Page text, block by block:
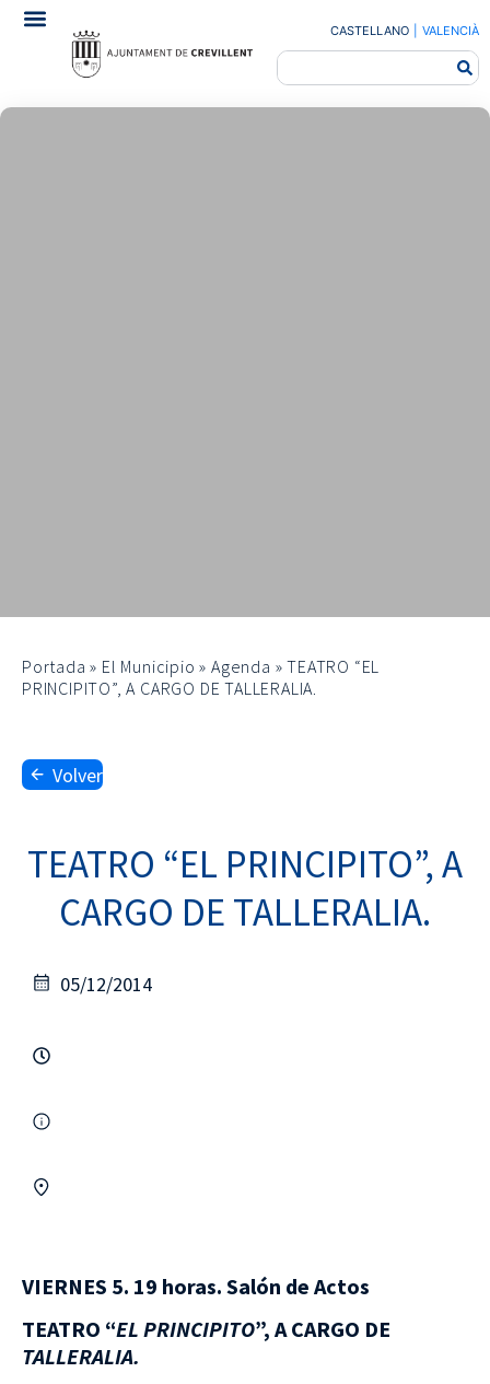
CASTELLANO VALENCIÀ
Portada » El Municipio »Agenda »TEATRO “EL
PRINCIPITO”, A CARGO DE TALLERALIA.
Volver
TEATRO “EL PRINCIPITO”, A
CARGO DE TALLERALIA.
05/12/2014
VIERNES 5. 19 horas. Salón de Actos
TEATRO “EL PRINCIPITO”, A CARGO DE
TALLERALIA.